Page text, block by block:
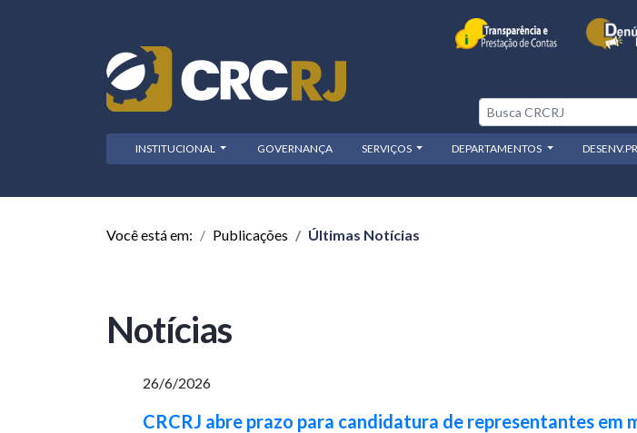
INSTITUCIONAL GOVERNANÇA SERVIÇOS DEPARTAMENTOS
Você está em: Publicações Últimas Notícias
Notícias
26/6/2026
CRCRJ abre prazo para candidatura de representantes em